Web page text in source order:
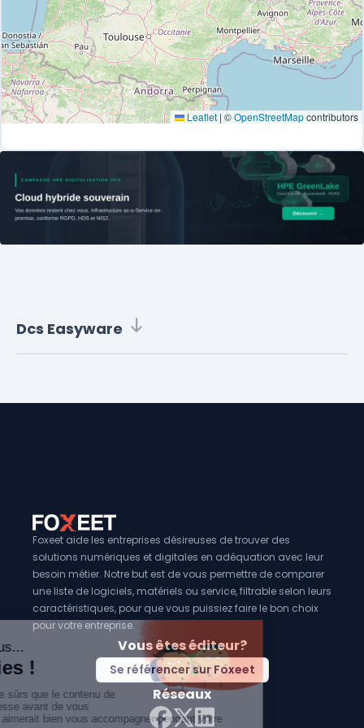
Leaflet | ©OpenStreetMapcontributors
Dcs Easyware
Foxeet aide les entreprises désireuses de trouver des
solutions numériques et digitales en adéquation avec leur
besoin métier. Notre but est de vous permettre de comparer
une liste de logiciels, matériels ou service, filtrable selon leurs
caractéristiques, pour que vous puissiez faire le bon choix
pour votre entreprise.
Vous êtes éditeur?
Se référencer sur Foxeet
Réseaux